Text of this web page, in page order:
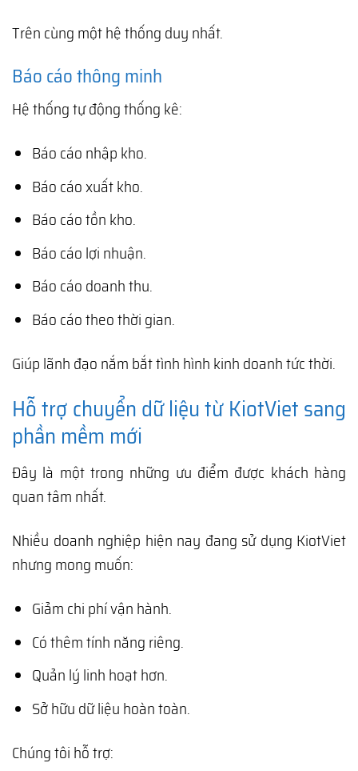
Trên cùng một hệ thống duy nhất.
Báo cáo thông minh
Hệ thống tự động thống kê:
Báo cáo nhập kho.
Báo cáo xuất kho.
Báo cáo tồn kho.
Báo cáo lợi nhuận.
Báo cáo doanh thu.
Báo cáo theo thời gian.
Giúp lãnh đạo nắm bắt tình hình kinh doanh tức thời.
Hỗ trợ chuyển dữ liệu từ KiotViet sang
phần mềm mới
Đây là một trong những ưu điểm được khách hàng
quan tâm nhất.
Nhiều doanh nghiệp hiện nay đang sử dụng KiotViet
nhưng mong muốn:
Giảm chi phí vận hành.
Có thêm tính năng riêng.
Quản lý linh hoạt hơn.
Sở hữu dữ liệu hoàn toàn.
Chúng tôi hỗ trợ: